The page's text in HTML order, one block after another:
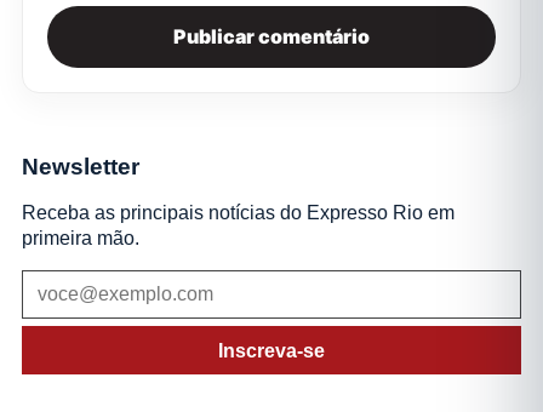
Newsletter
Receba as principais notícias do Expresso Rio em
primeira mão.
Inscreva-se